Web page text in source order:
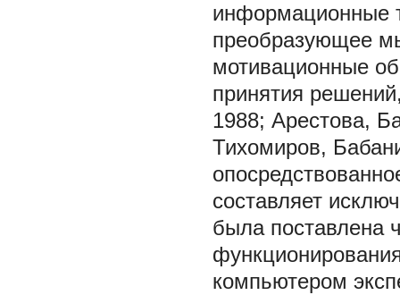
информационные
преобразующее
мотивационные
принятия
1988; Арестова,
Тихомиров,
составляет
была поставлена
компьютером